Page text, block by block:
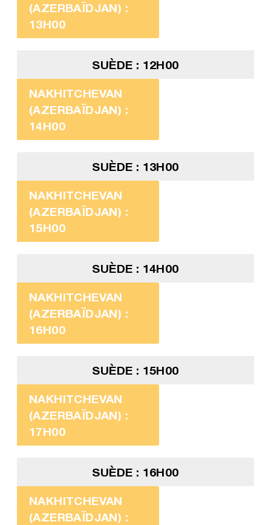
(AZERBAÏDJAN) :
13H00
SUÈDE : 12H00
NAKHITCHEVAN
(AZERBAÏDJAN) :
14H00
SUÈDE : 13H00
NAKHITCHEVAN
(AZERBAÏDJAN) :
15H00
SUÈDE : 14H00
NAKHITCHEVAN
(AZERBAÏDJAN) :
16H00
SUÈDE : 15H00
NAKHITCHEVAN
(AZERBAÏDJAN) :
17H00
SUÈDE : 16H00
NAKHITCHEVAN
(AZERBAÏDJAN) :